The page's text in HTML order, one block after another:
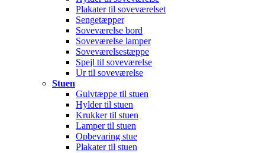
Plakater til soveværelset
Sengetæpper
Soveværelse bord
Soveværelse lamper
Soveværelsestæppe
Spejl til soveværelse
Ur til soveværelse
Stuen
Gulvtæppe til stuen
Hylder til stuen
Krukker til stuen
Lamper til stuen
Opbevaring stue
Plakater til stuen